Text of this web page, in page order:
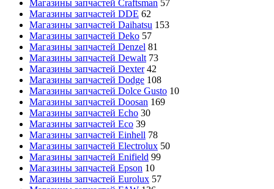
Магазины запчастей Craftsman 57
Магазины запчастей DDE 62
Магазины запчастей Daihatsu 153
Магазины запчастей Deko 57
Магазины запчастей Denzel 81
Магазины запчастей Dewalt 73
Магазины запчастей Dexter 42
Магазины запчастей Dodge 108
Магазины запчастей Dolce Gusto 10
Магазины запчастей Doosan 169
Магазины запчастей Echo 30
Магазины запчастей Eco 39
Магазины запчастей Einhell 78
Магазины запчастей Electrolux 50
Магазины запчастей Enifield 99
Магазины запчастей Epson 10
Магазины запчастей Eurolux 57